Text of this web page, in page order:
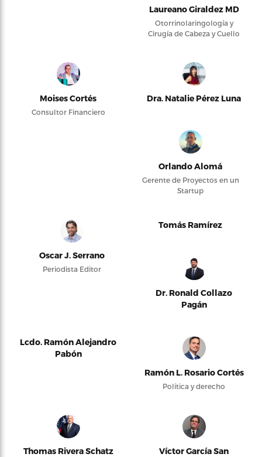
Laureano Giraldez MD
Otorrinolaringología y
Cirugía de Cabeza y Cuello
Moises Cortés
Consultor Financiero
Dra. Natalie Pérez Luna
Orlando Alomá
Gerente de Proyectos en un
Startup
Oscar J. Serrano
Periodista Editor
Tomás Ramírez
Dr. Ronald Collazo
Pagán
Lcdo. Ramón Alejandro
Pabón
Ramón L. Rosario Cortés
Política y derecho
Thomas Rivera Schatz
Víctor García San